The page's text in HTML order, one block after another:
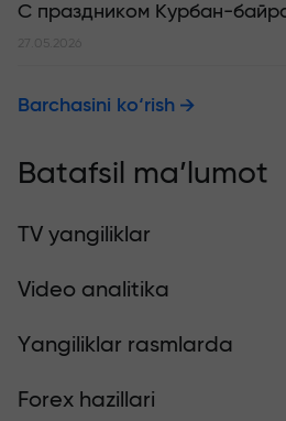
С праздником Курбан-
27.05.2026
Barchasini ko‘rish
Batafsil ma’lumot
TV yangiliklar
Video analitika
Yangiliklar rasmlarda
Forex hazillari